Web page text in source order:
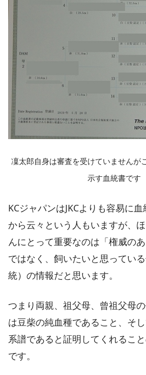
凜太郎自身は審査を受けていませんが
示す血統書です
KCジャパンはJKCよりも容易に
から云々という人もいますが、
んにとって重要なのは「権威のあ
ではなく、飼いたいと思ってい
統）の情報だと思います。
つまり両親、祖父母、曾祖父母
は豆柴の純血種であること、そ
系譜であると証明してくれるこ
です。